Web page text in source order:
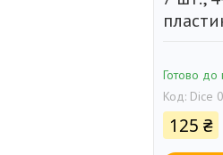
Готово до
Код: Dice
125 ₴